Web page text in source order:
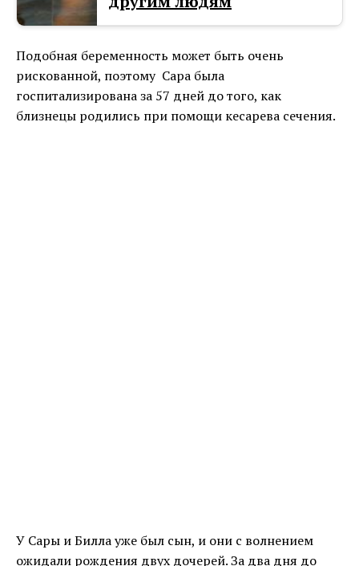
Подобная беременность может быть очень
рискованной, поэтому Сара была
госпитализирована за 57 дней до того, как
близнецы родились при помощи кесарева сечения.
У Сары и Билла уже был сын, и они с волнением
ожидали рождения двух дочерей. За два дня до